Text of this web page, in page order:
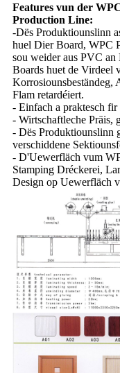
Features vun der
Production Line:
-Dës Produktiounslinn
huel Dier Board, WPC
sou weider aus PVC
Boards huet de Virdeel
Korrosiounsbeständeg,
Flam retardéiert.
- Einfach a praktesch
- Wirtschaftleche Präis,
- Dës Produktiounslinn
verschiddene
- D'Uewerfläch vum
Stamping Dréckerei,
Design op Uewerfläch